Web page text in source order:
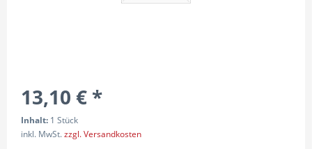
13,10 € *
Inhalt: 1 Stück
inkl. MwSt.zzgl. Versandkosten